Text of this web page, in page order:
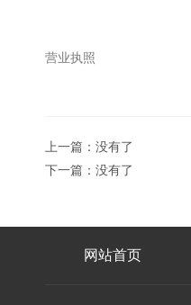
营业执照
上一篇：没有了
下一篇：没有了
网站首页